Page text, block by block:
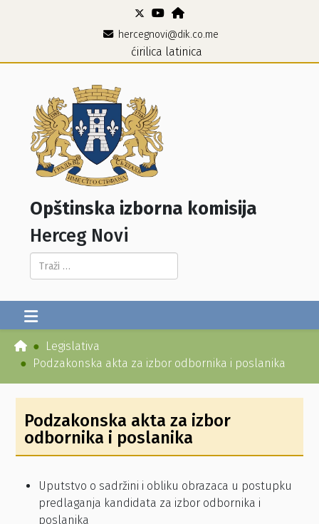
hercegnovi@dik.co.me
ćirilica latinica
Opštinska izborna komisija
Herceg Novi
Pretraga...
Legislativa
Podzakonska akta za izbor odbornika i poslanika
Podzakonska akta za izbor
odbornika i poslanika
Uputstvo o sadržini i obliku obrazaca u postupku
predlaganja kandidata za izbor odbornika i
poslanika